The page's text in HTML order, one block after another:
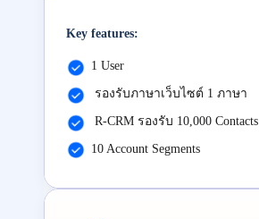
Key features:
1 User
รองรับภาษาเว็บไซต์ 1 ภาษา
R-CRM รองรับ 10,000 Contacts
10 Account Segments